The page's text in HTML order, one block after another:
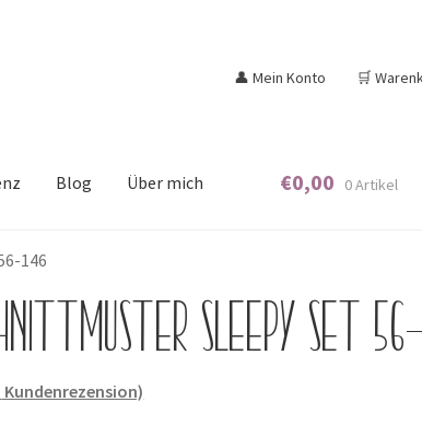
👤 Mein Konto 🛒
Blog Über mich €0,00 0 Artikel
146
Sleepy Set
Kundenrezension)